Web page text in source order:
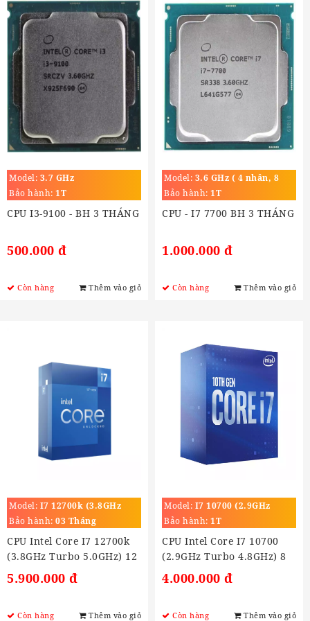
Model: 3.7 GHz
Bảo hành: 1T
CPU I3-9100 - BH 3 THÁNG
500.000 đ
Còn hàng Thêm vào giỏ
Model: 3.6 GHz ( 4 nhân, 8
luồng)
Bảo hành: 1T
CPU - I7 7700 BH 3 THÁNG
1.000.000 đ
Còn hàng Thêm vào giỏ
Model: I7 12700k (3.8GHz
Turbo 5.0GHz)
Bảo hành: 03 Tháng
CPU Intel Core I7 12700k
(3.8GHz Turbo 5.0GHz) 12
Nhân 20 Luồng, Cache
25MB, Socket LGA 1700)
5.900.000 đ
Còn hàng Thêm vào giỏ
Model: I7 10700 (2.9GHz
Turbo 4.8GHz)
Bảo hành: 1T
CPU Intel Core I7 10700
(2.9GHz Turbo 4.8GHz) 8
Nhân 16 Luồng,16MB,
Socket LGA 1200)
4.000.000 đ
Còn hàng Thêm vào giỏ